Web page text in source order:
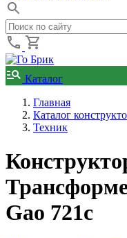
Каталог
Главная
Каталог
Техник
Gao 721c